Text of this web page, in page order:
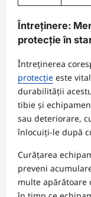
Întreținere:
protecție în
Întreținerea
protecție este
durabilității
tibie și
sau deteriorare,
înlocuiți-le după
Curățarea
preveni
multe apărătoare